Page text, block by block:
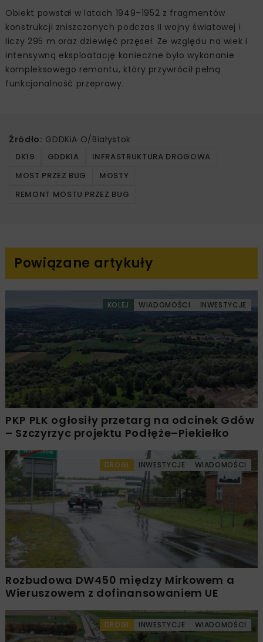
Obiekt powstał w latach 1949–1952 z fragmentów
konstrukcji zniszczonych podczas II wojny światowej i
liczy 295 m oraz dziewięć przęseł. Ze względu na wiek i
intensywną eksploatację konieczne było wykonanie
kompleksowego remontu, który przywrócił pełną
funkcjonalność przeprawy.
Źródło: GDDKiA O/Białystok
DK19 GDDKIA
INFRASTRUKTURA DROGOWA
MOST PRZEZ BUG
MOSTY
REMONT MOSTU PRZEZ BUG
Powiązane artykuły
KOLEJ WIADOMOŚCI INWESTYCJE
PKP PLK ogłosiły przetarg na odcinek Gdów
– Szczyrzyc projektu Podłęże–Piekiełko
DROGI INWESTYCJE WIADOMOŚCI
Rozbudowa DW450 między Mirkowem a
Wieruszowem z dofinansowaniem UE
DROGI INWESTYCJE WIADOMOŚCI